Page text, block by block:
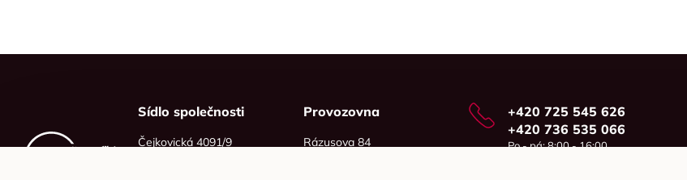
Sídlo společnosti
Čejkovická 4091/9
Provozovna
Rázusova 84
+420 725 545 626
+420 736 535 066
Po - pá: 8:00 - 16:00